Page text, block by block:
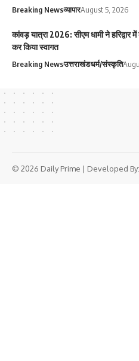
Breaking Newsव्यापारAugust 5, 2026
कांवड़ यात्रा 2026: सीएम धामी ने हरिद्वार
कर किया स्वागत
Breaking Newsउत्तराखंडधर्म/संस्कृति
© 2026 Daily Prime | Developed By: